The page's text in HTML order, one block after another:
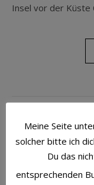
Insel vor der Küste
Meine Seite
solcher bitte ich
Du das
entsprechenden